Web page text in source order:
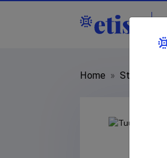
Home » Staff